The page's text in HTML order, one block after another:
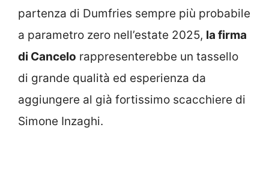
partenza di Dumfries sempre più probabile
a parametro zero nell’estate 2025, la firma
di Cancelo rappresenterebbe un tassello
di grande qualità ed esperienza da
aggiungere al già fortissimo scacchiere di
Simone Inzaghi.